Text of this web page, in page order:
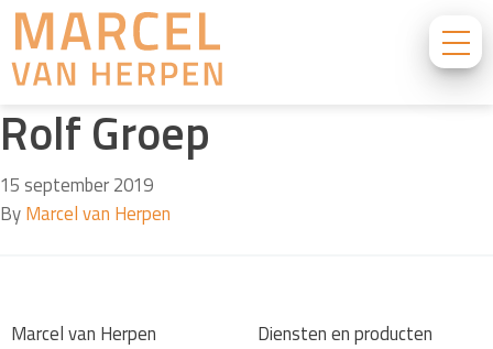
Rolf Groep
15 september 2019
ByMarcel van Herpen
Marcel van Herpen
Diensten en producten